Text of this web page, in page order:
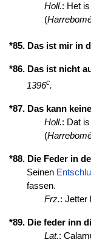
Holl.: Het
(
*85. Das ist mir in
*86. Das ist nicht
1396c.
*87. Das kann
Holl.: Dat
(
*88. Die Feder in
Seinen
fassen.
Frz.: Jetter
*89. Die feder inn
Lat.: